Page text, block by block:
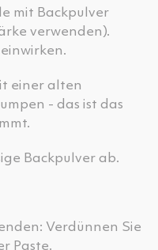
mit Backpulver
verwenden).
einer alten
- das ist das
Backpulver ab.
Verdünnen Sie
Paste.